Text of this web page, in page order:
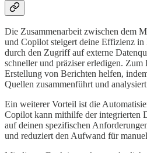
Die Zusammenarbeit zwischen dem
und Copilot steigert deine Effizienz
durch den Zugriff auf externe
schneller und präziser erledigen.
Erstellung von Berichten helfen,
Quellen zusammenführt und
Ein weiterer Vorteil ist die
Copilot kann mithilfe der integrierten
auf deinen spezifischen
und reduziert den Aufwand für